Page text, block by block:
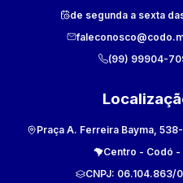
de segunda a sexta
(99) 99904-
Praça A. Ferreira Bayma, 538-
Centro - Codó -
CNPJ: 06.104.863/